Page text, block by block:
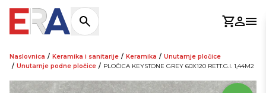
Košarica
Naslovnica / Keramika i sanitarije / Keramika / Unutarnje pločice
/ Unutarnje podne pločice / PLOČICA KEYSTONE GREY 60X120 RETT.G.I. 1,44M2